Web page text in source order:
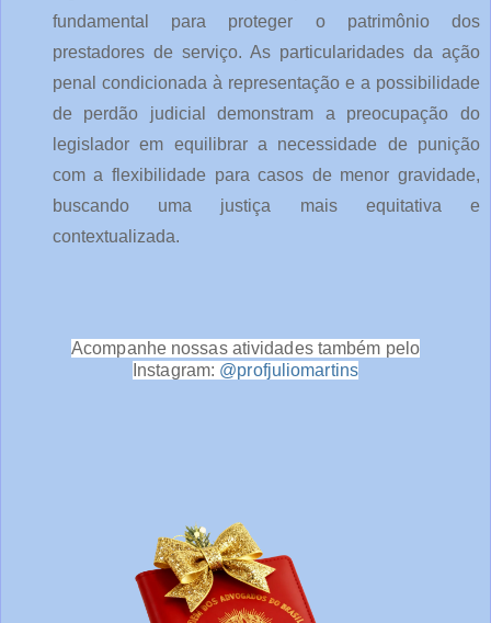
fundamental para proteger o patrimônio dos
prestadores de serviço. As particularidades da ação
penal condicionada à representação e a possibilidade
de perdão judicial demonstram a preocupação do
legislador em equilibrar a necessidade de punição
com a flexibilidade para casos de menor gravidade,
buscando uma justiça mais equitativa e
contextualizada.
Acompanhe nossas atividades também pelo
Instagram: @profjuliomartins